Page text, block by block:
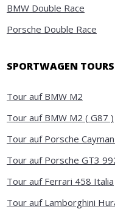
BMW Double Race
Porsche Double Race
SPORTWAGEN TOURS
Tour auf BMW M2
Tour auf BMW M2 ( G87 )
Tour auf Porsche
Tour auf Porsche GT3
Tour auf Ferrari 458 Italia
Tour auf Lamborghini